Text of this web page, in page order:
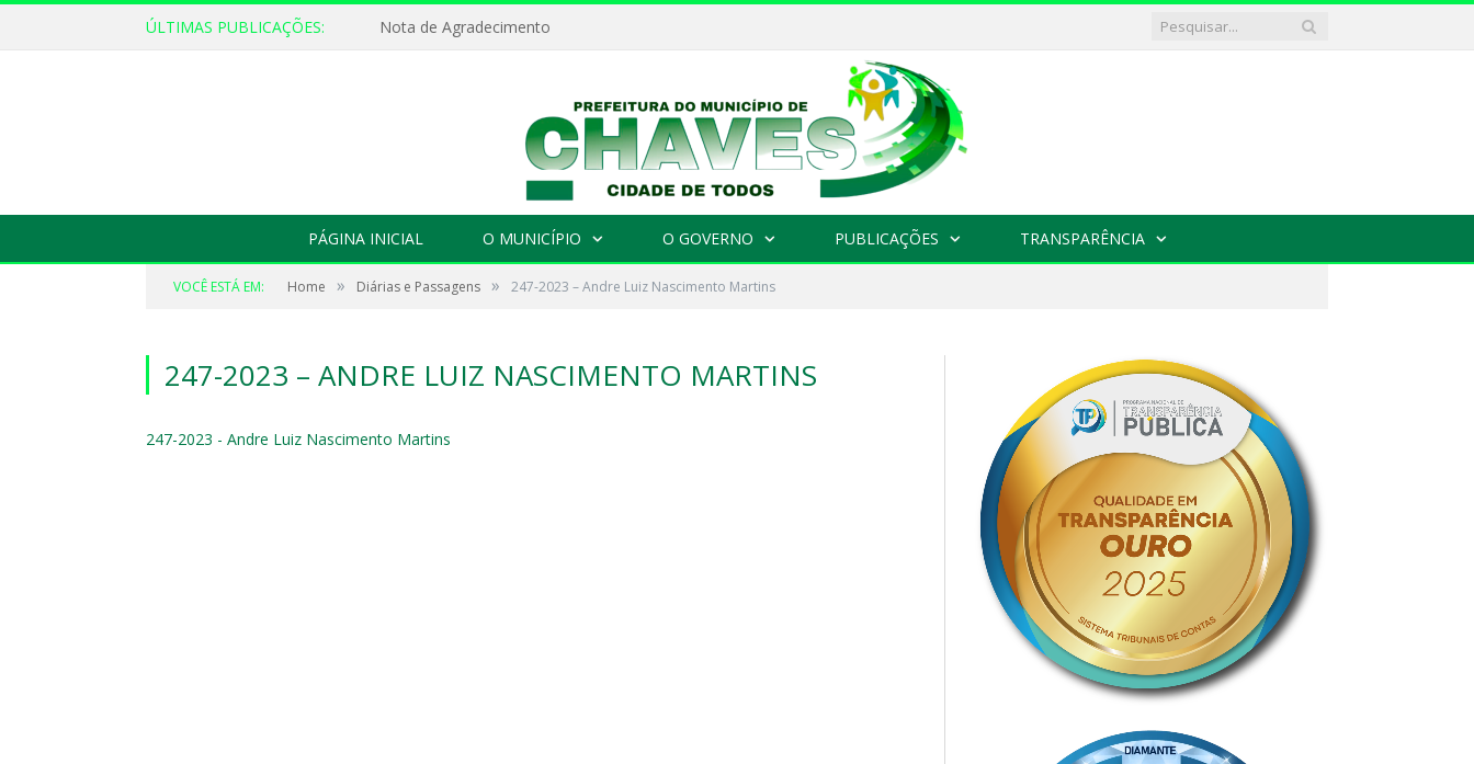
ÚLTIMAS PUBLICAÇÕES: Nota de Agradecimento
PÁGINA INICIAL O MUNICÍPIO O GOVERNO PUBLICAÇÕES TRANSPARÊNCIA
VOCÊ ESTÁ EM: Home » Diárias e Passagens » 247-2023 – Andre Luiz Nascimento Martins
247-2023 – ANDRE LUIZ NASCIMENTO MARTINS
247-2023 - Andre Luiz Nascimento Martins